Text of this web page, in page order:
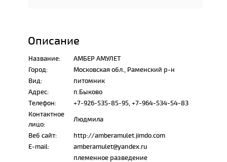
Описание
Название:
АМБЕР АМУЛЕТ
Город:
Московская обл., Раменский р-н
Вид:
питомник
Адрес:
п.Быково
Телефон:
+7-926-535-85-95, +7-964-534-54-83
Контактное
лицо:
Людмила
Веб сайт:
http://amberamulet.jimdo.com
E-mail:
amberamulet@yandex.ru
племенное разведение